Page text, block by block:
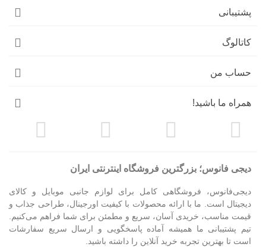
پشتیبانی
کاتالوگ
حساب من
همراه ما باشید!
دیجی فانوس؛ بزرگترین فروشگاه اینترنتی ایران
دیجی‌فانوس، فروشگاهی کامل برای لوازم جانبی موبایل و کالای
دیجیتال است. ما با ارائه محصولات با کیفیت اورجینال، طراحی جذاب و
قیمت مناسب، خریدی آسان، سریع و مطمئن برای شما فراهم می‌کنیم.
تیم پشتیبانی ما همیشه آماده پاسخگویی و ارسال سریع سفارشات
است تا بهترین تجربه خرید آنلاین را داشته باشید.